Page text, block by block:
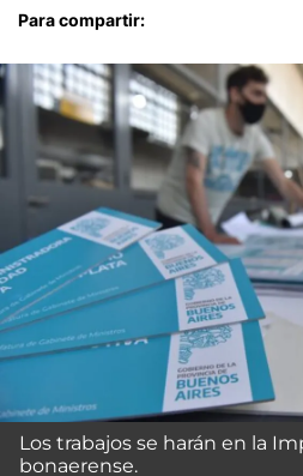
Para compartir:
Los trabajos se harán en la
bonaerense.